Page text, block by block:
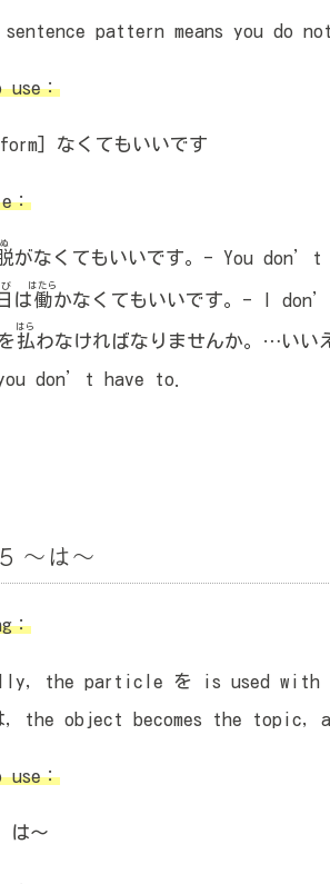
sentence pattern means you do
use：
なくてもいいです
：
ぬ
がなくてもいいです。- You
は働
はたら
かなくてもいいです。- I
払
はら
わなければなりませんか。…いい
don’t have to.
～は～
：
the particle を is used
, the object becomes the topic,
use：
は～